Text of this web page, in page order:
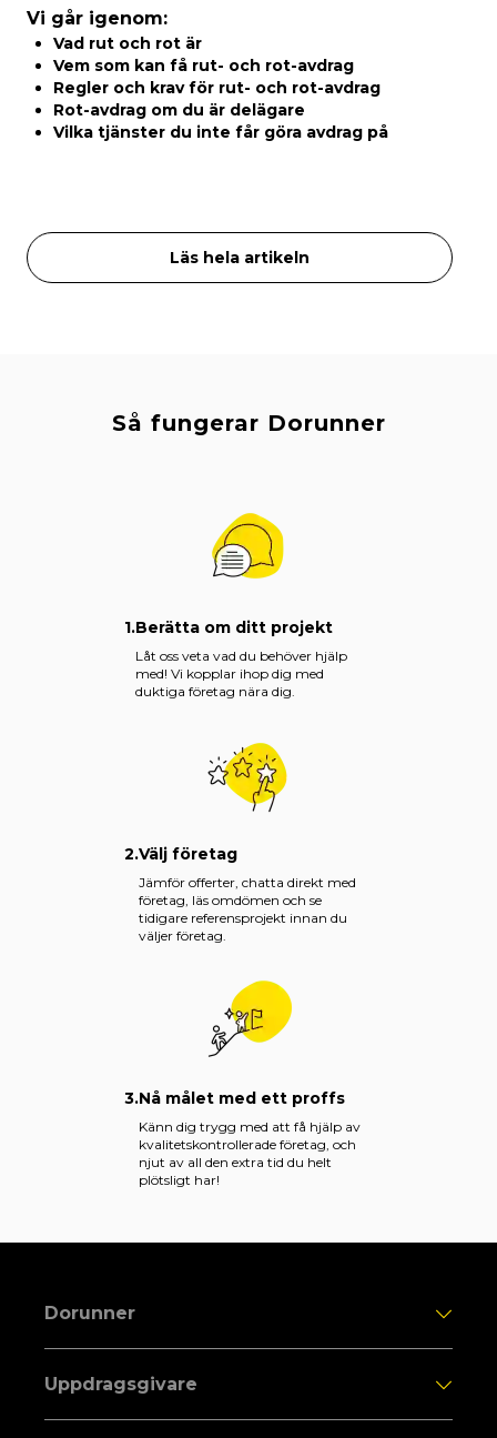
Vi går igenom:
Vad rut och rot är
Vem som kan få rut- och rot-avdrag
Regler och krav för rut- och rot-avdrag
Rot-avdrag om du är delägare
Vilka tjänster du inte får göra avdrag på
Läs hela artikeln
Så fungerar Dorunner
1.Berätta om ditt projekt
Låt oss veta vad du behöver hjälp
med! Vi kopplar ihop dig med
duktiga företag nära dig.
2.Välj företag
Jämför offerter, chatta direkt med
företag, läs omdömen och se
tidigare referensprojekt innan du
väljer företag.
3.Nå målet med ett proffs
Känn dig trygg med att få hjälp av
kvalitetskontrollerade företag, och
njut av all den extra tid du helt
plötsligt har!
Dorunner
Uppdragsgivare